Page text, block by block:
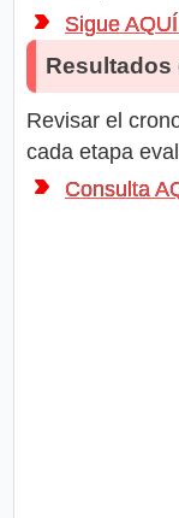
Sigue
Resultados
Revisar el
cada etapa
Consulta